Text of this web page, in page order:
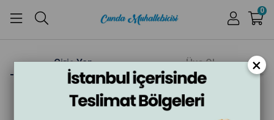
0
Giriş Yap Üye Ol ×